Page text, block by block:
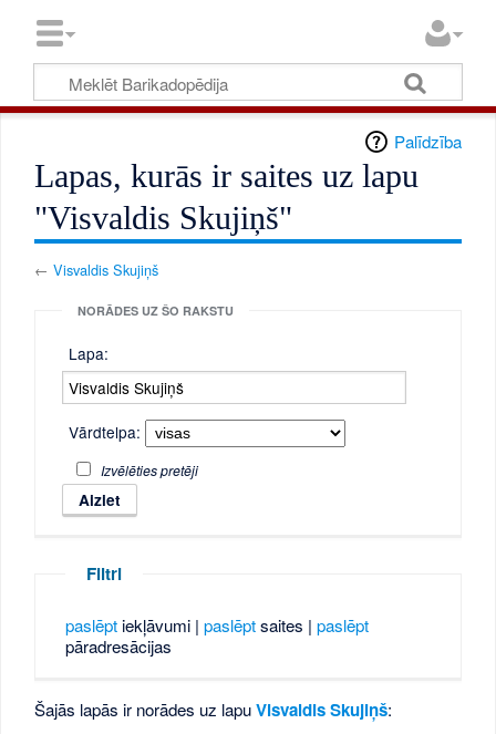
Palīdzība
Lapas, kurās ir saites uz lapu
"Visvaldis Skujiņš"
←Visvaldis Skujiņš
NORĀDES UZ ŠO RAKSTU
Lapa:
Vārdtelpa:
Izvēlēties pretēji
Filtri
paslēptiekļāvumi | paslēptsaites | paslēpt
pāradresācijas
Šajās lapās ir norādes uz lapuVisvaldis Skujiņš: